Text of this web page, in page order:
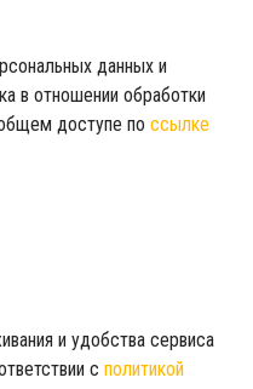
данных и
в отношении обработки
доступе по ссылке
и удобства сервиса
с политикой